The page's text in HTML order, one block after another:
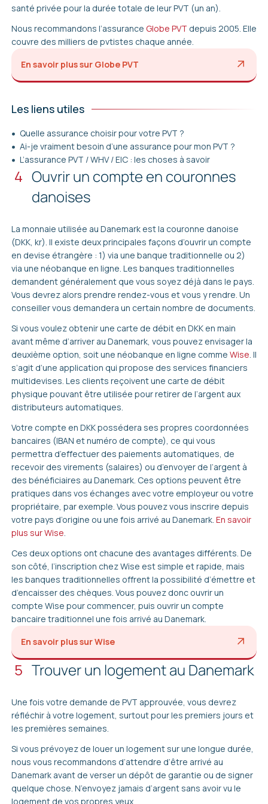
dossiers thématiques, posez-nous toutes vos
questions en commentaires si besoin et profitez de
nos offres spéciales.
Attention aux sites frauduleux qui vous demanderaient
de l’argent dans le processus de votre demande de
toute l’aide dont vous avez besoin, gratuitement. Le
PVT est un permis simple à obtenir par vous-même,
vous n’aurez donc pas besoin de rémunérer les
services d’un professionnel.
santé privée pour la durée totale de leur PVT (un an).
Nous recommandons l’assurance Globe PVT depuis 2005. Elle
couvre des milliers de pvtistes chaque année.
En savoir plus sur Globe PVT
Les liens utiles
Quelle assurance choisir pour votre PVT ?
Ai-je vraiment besoin d’une assurance pour mon PVT ?
L’assurance PVT / WHV / EIC : les choses à savoir
4 Ouvrir un compte en couronnes
danoises
La monnaie utilisée au Danemark est la couronne danoise
(DKK, kr). Il existe deux principales façons d’ouvrir un compte
en devise étrangère : 1) via une banque traditionnelle ou 2)
via une néobanque en ligne. Les banques traditionnelles
demandent généralement que vous soyez déjà dans le pays.
Vous devrez alors prendre rendez-vous et vous y rendre. Un
conseiller vous demandera un certain nombre de documents.
Si vous voulez obtenir une carte de débit en DKK en main
avant même d’arriver au Danemark, vous pouvez envisager la
deuxième option, soit une néobanque en ligne comme Wise. Il
s’agit d’une application qui propose des services financiers
multidevises. Les clients reçoivent une carte de débit
physique pouvant être utilisée pour retirer de l’argent aux
distributeurs automatiques.
Votre compte en DKK possédera ses propres coordonnées
bancaires (IBAN et numéro de compte), ce qui vous
permettra d’effectuer des paiements automatiques, de
recevoir des virements (salaires) ou d’envoyer de l’argent à
des bénéficiaires au Danemark. Ces options peuvent être
pratiques dans vos échanges avec votre employeur ou votre
propriétaire, par exemple. Vous pouvez vous inscrire depuis
votre pays d’origine ou une fois arrivé au Danemark. En savoir
plus sur Wise.
Ces deux options ont chacune des avantages différents. De
son côté, l’inscription chez Wise est simple et rapide, mais
les banques traditionnelles offrent la possibilité d’émettre et
d’encaisser des chèques. Vous pouvez donc ouvrir un
compte Wise pour commencer, puis ouvrir un compte
bancaire traditionnel une fois arrivé au Danemark.
En savoir plus sur Wise
5 Trouver un logement au Danemark
Une fois votre demande de PVT approuvée, vous devrez
réfléchir à votre logement, surtout pour les premiers jours et
les premières semaines.
Si vous prévoyez de louer un logement sur une longue durée,
nous vous recommandons d’attendre d’être arrivé au
Danemark avant de verser un dépôt de garantie ou de signer
quelque chose. N’envoyez jamais d’argent sans avoir vu le
logement de vos propres yeux.